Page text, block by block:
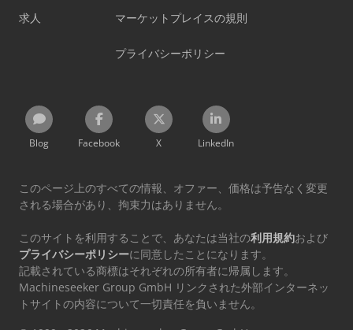
求人 マーケットプレイスの規則
プライバシーポリシー
Blog Facebook X LinkedIn
このページ上のすべての情報、オファー、価格は予告なく変更
される場合があり、拘束力はありません。
このサイトを利用することで、あなたは当社の利用規約および
プライバシーポリシーに同意したことになります。
記載されている商標はそれぞれの所有者に帰属します。
Machineseeker Group GmbH リンクされた外部インターネッ
トサイトの内容について一切責任を負いません。